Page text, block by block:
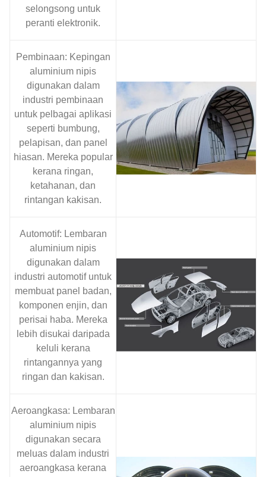
selongsong untuk
peranti elektronik.
Pembinaan: Kepingan
aluminium nipis
digunakan dalam
industri pembinaan
untuk pelbagai aplikasi
seperti bumbung,
pelapisan, dan panel
hiasan. Mereka popular
kerana ringan,
ketahanan, dan
rintangan kakisan.
Automotif: Lembaran
aluminium nipis
digunakan dalam
industri automotif untuk
membuat panel badan,
komponen enjin, dan
perisai haba. Mereka
lebih disukai daripada
keluli kerana
rintangannya yang
ringan dan kakisan.
Aeroangkasa: Lembaran
aluminium nipis
digunakan secara
meluas dalam industri
aeroangkasa kerana